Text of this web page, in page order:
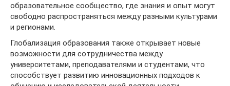
образовательное сообщество, где знания и опыт могут
свободно распространяться между разными культурами
и регионами.
Глобализация образования также открывает новые
возможности для сотрудничества между
университетами, преподавателями и студентами, что
способствует развитию инновационных подходов к